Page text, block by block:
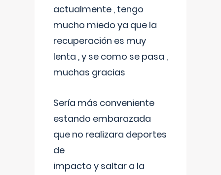
actualmente , tengo
mucho miedo ya que la
recuperación es muy
lenta , y se como se pasa ,
muchas gracias
Sería más conveniente
estando embarazada
que no realizara deportes
de
impacto y saltar a la